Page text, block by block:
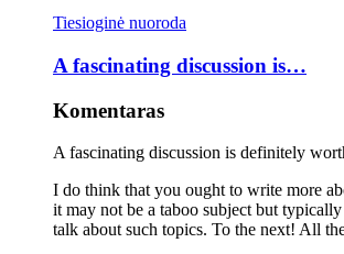
Tiesioginė nuoroda
A fascinating discussion is…
Komentaras
A fascinating discussion is definitely
I do think that you ought to write more
it may not be a taboo subject but
talk about such topics. To the next! All